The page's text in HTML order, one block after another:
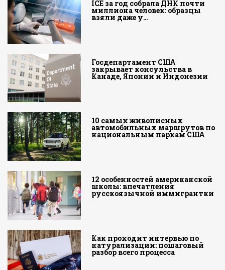
ICE за год собрала ДНК почти
миллиона человек: образцы
взяли даже у…
Госдепартамент США
закрывает консульства в
Канаде, Японии и Индонезии
10 самых живописных
автомобильных маршрутов по
национальным паркам США
12 особенностей американской
школы: впечатления
русскоязычной иммигрантки
Как проходит интервью по
натурализации: пошаговый
разбор всего процесса